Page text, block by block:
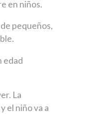
en niños.
pequeños,
edad
La
el niño va a